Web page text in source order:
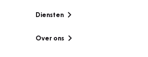
Diensten
Over ons